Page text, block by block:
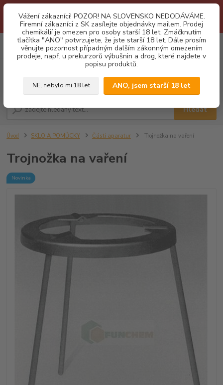
je neustálé porušování obchodních podmínek. Firemní zájemci o naše
produkty z SK zasílejte objednávky mailovou cestou. Děkujeme!
Vážení zákazníci! POZOR! NA SLOVENSKO NEDODÁVÁME.
Firemní zákazníci z SK zasílejte objednávky mailem. Prodej
chemikálií je omezen pro osoby starší 18 let. Zmáčknutím
tlačítka "ANO" potvrzujete, že jste starší 18 let. Dále prosím
věnujte pozornost případným dalším zákonným omezením
prodeje, např. u prekurzorů výbušnin a drog, které najdete v
popisu produktů.
NE, nebylo mi 18 let ANO, jsem starší 18 let
Menu
CZK
Hledat
0
za0,00 Kč
Úvod SKLO A POMŮCKY Části aparatur Trojnožka na vaření
Trojnožka na vaření
Novinka